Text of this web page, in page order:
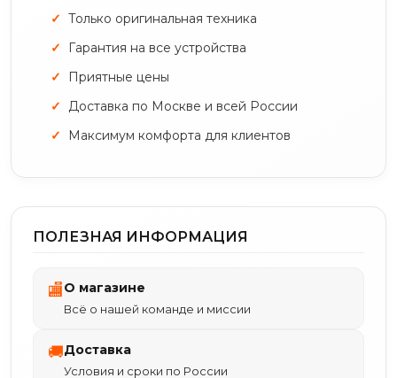
Только оригинальная техника
Гарантия на все устройства
Приятные цены
Доставка по Москве и всей России
Максимум комфорта для клиентов
ПОЛЕЗНАЯ ИНФОРМАЦИЯ
🏬О магазине
Всё о нашей команде и миссии
🚚Доставка
Условия и сроки по России